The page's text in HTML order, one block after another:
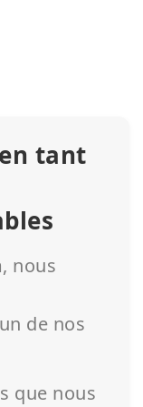
tant
nous
de nos
que nous